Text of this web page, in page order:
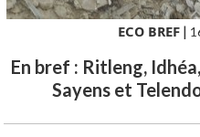
ECO BREF |
En bref : Ritleng,
Sayens et